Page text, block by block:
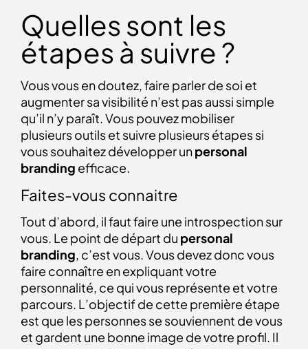
Quelles sont les
étapes à suivre ?
Vous vous en doutez, faire parler de soi et
augmenter sa visibilité n’est pas aussi simple
qu’il n’y paraît. Vous pouvez mobiliser
plusieurs outils et suivre plusieurs étapes si
vous souhaitez développer unpersonal
branding efficace.
Faites-vous connaitre
Tout d’abord, il faut faire une introspection sur
vous. Le point de départ du personal
branding, c’est vous. Vous devez donc vous
faire connaître en expliquant votre
personnalité, ce qui vous représente et votre
parcours. L’objectif de cette première étape
est que les personnes se souviennent de vous
et gardent une bonne image de votre profil. Il